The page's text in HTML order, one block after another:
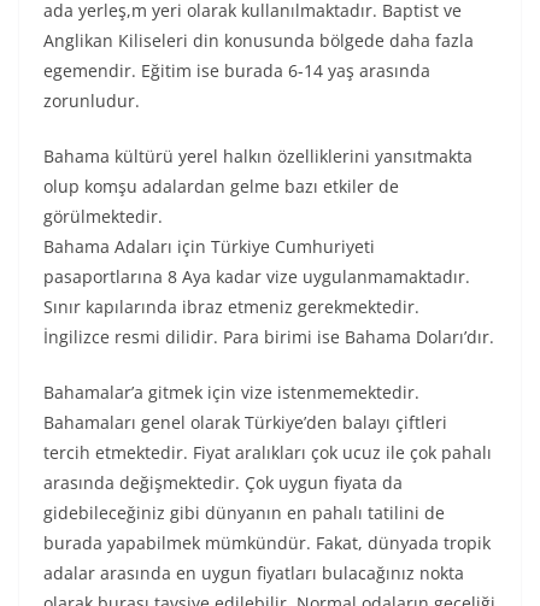
ada yerleş,m yeri olarak kullanılmaktadır. Baptist ve
Anglikan Kiliseleri din konusunda bölgede daha fazla
egemendir. Eğitim ise burada 6-14 yaş arasında
zorunludur.
Bahama kültürü yerel halkın özelliklerini yansıtmakta
olup komşu adalardan gelme bazı etkiler de
görülmektedir.
Bahama Adaları için Türkiye Cumhuriyeti
pasaportlarına 8 Aya kadar vize uygulanmamaktadır.
Sınır kapılarında ibraz etmeniz gerekmektedir.
İngilizce resmi dilidir. Para birimi ise Bahama Doları’dır.
Bahamalar’a gitmek için vize istenmemektedir.
Bahamaları genel olarak Türkiye’den balayı çiftleri
tercih etmektedir. Fiyat aralıkları çok ucuz ile çok pahalı
arasında değişmektedir. Çok uygun fiyata da
gidebileceğiniz gibi dünyanın en pahalı tatilini de
burada yapabilmek mümkündür. Fakat, dünyada tropik
adalar arasında en uygun fiyatları bulacağınız nokta